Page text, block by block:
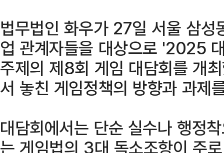
법무법인 화우가 27일 서울 삼성
업 관계자들을 대상으로 '2025
주제의 제8회 게임 대담회를 개
서 놓친 게임정책의 방향과 과제
대담회에서는 단순 실수나 행정
는 게임법의 3대 독소조항이 주